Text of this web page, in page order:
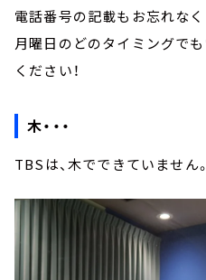
電話番号の記載もお忘れなく
月曜日のどのタイミングで
ください！
木・・・
TBSは、木でできていません。